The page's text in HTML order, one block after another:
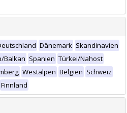
Dänemark Skandinavien
Balkan Spanien Türkei/Nahost
Westalpen Belgien Schweiz
Finnland